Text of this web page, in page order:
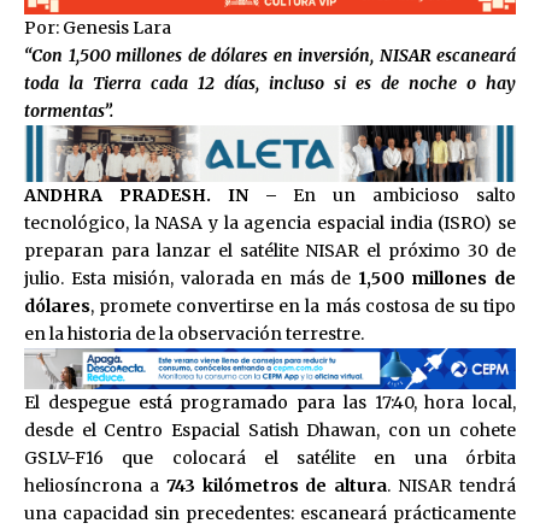
Por: Genesis Lara
“Con 1,500 millones de dólares en inversión, NISAR escaneará
toda la Tierra cada 12 días, incluso si es de noche o hay
tormentas”.
ANDHRA PRADESH. IN – En un ambicioso salto
tecnológico, la NASA y la agencia espacial india (ISRO) se
preparan para lanzar el satélite NISAR el próximo 30 de
julio. Esta misión, valorada en más de 1,500 millones de
dólares, promete convertirse en la más costosa de su tipo
en la historia de la observación terrestre.
El despegue está programado para las 17:40, hora local,
desde el Centro Espacial Satish Dhawan, con un cohete
GSLV-F16 que colocará el satélite en una órbita
heliosíncrona a 743 kilómetros de altura. NISAR tendrá
una capacidad sin precedentes: escaneará prácticamente